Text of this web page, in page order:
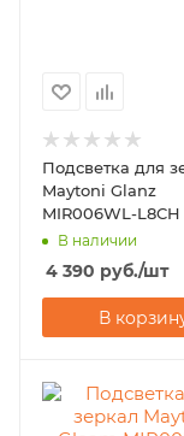
Подсветка для
Maytoni Glanz
MIR006WL-L8CH
В наличии
4 390 руб./шт
В